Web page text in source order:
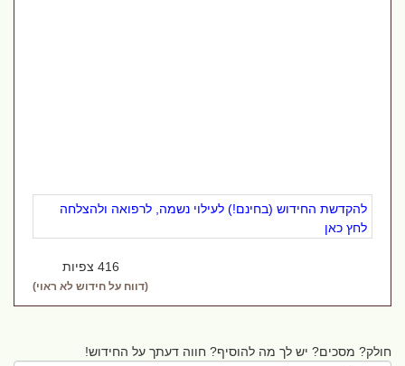
להקדשת החידוש (בחינם!) לעילוי נשמה, לרפואה ולהצלחה
לחץ כאן
416 צפיות
(דווח על חידוש לא ראוי)
חולק? מסכים? יש לך מה להוסיף? חווה דעתך על החידוש!